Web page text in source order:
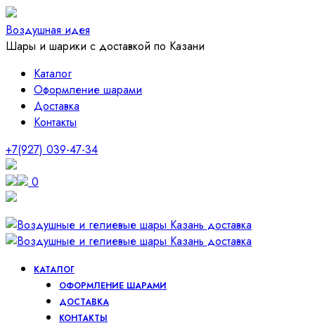
Воздушная идея
Шары и шарики с доставкой по Казани
Каталог
Оформление шарами
Доставка
Контакты
+7(927) 039-47-34
0
КАТАЛОГ
ОФОРМЛЕНИЕ ШАРАМИ
ДОСТАВКА
КОНТАКТЫ